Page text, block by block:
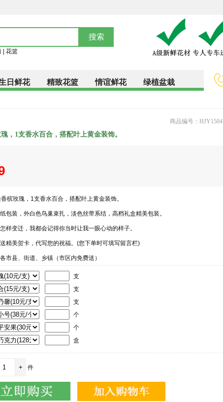
花篮
日鲜花 精致花篮 情谊鲜花 绿植盆栽
商品编号：HJY1504
，1支香水百合，搭配叶上黄金装饰。
槟玫瑰，1支香水百合，搭配叶上黄金装饰。
包装，外白色鸟巢束扎，淡色丝带系结，高档礼盒精美包装。
样变迁，我都会记得你当时让我一眼心动的样子。
精美贺卡，代写您的祝福。(您下单时可填写留言栏)
市县、街道、乡镇（市区内免费送）
支
支
支
个
个
盒
件